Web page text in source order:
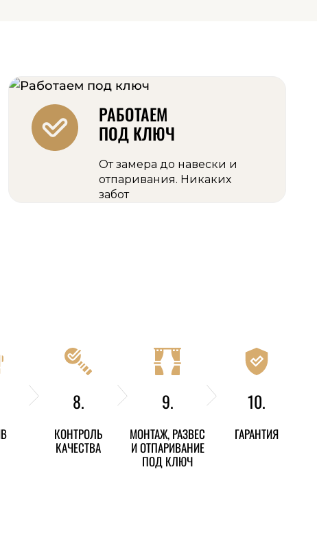
РАБОТАЕМ
ПОД КЛЮЧ
От замера до навески и
отпаривания. Никаких
забот
8.
КОНТРОЛЬ
КАЧЕСТВА
9.
МОНТАЖ, РАЗВЕС
И ОТПАРИВАНИЕ
ПОД КЛЮЧ
10.
ГАРАНТИЯ